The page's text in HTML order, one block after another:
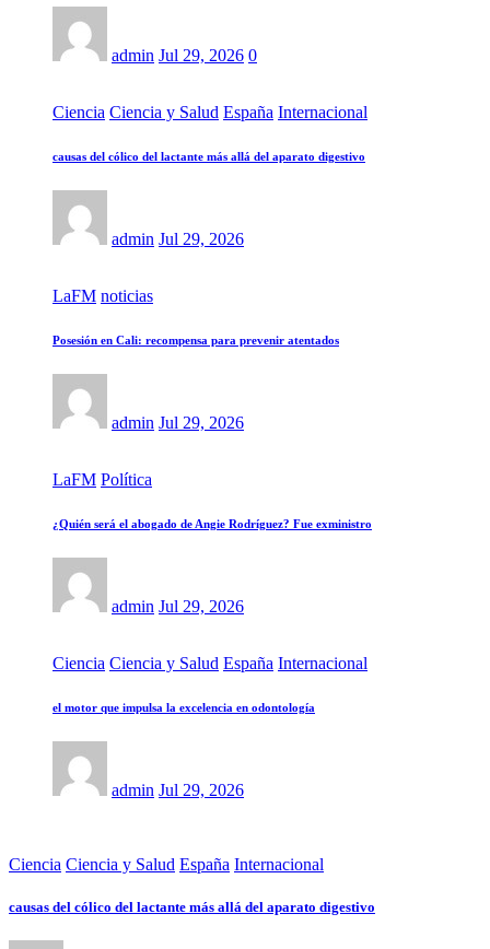
admin Jul 29, 2026 0
Ciencia Ciencia y Salud España Internacional
causas del cólico del lactante más allá del aparato digestivo
admin Jul 29, 2026
LaFM noticias
Posesión en Cali: recompensa para prevenir atentados
admin Jul 29, 2026
LaFM Política
¿Quién será el abogado de Angie Rodríguez? Fue exministro
admin Jul 29, 2026
Ciencia Ciencia y Salud España Internacional
el motor que impulsa la excelencia en odontología
admin Jul 29, 2026
Ciencia Ciencia y Salud España Internacional
causas del cólico del lactante más allá del aparato digestivo